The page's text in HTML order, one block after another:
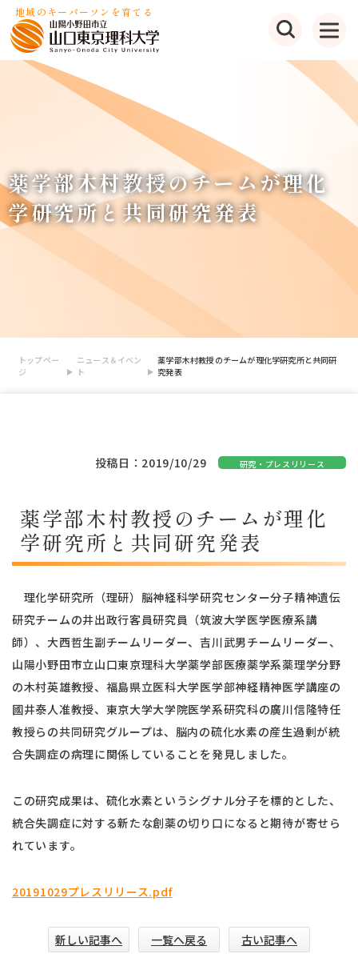
地域のキーパーソンを育てる
薬学部木村教授のチームが理化
学研究所と共同研究発表
トップペー
ジ
ニュース＆イベン
ト
薬学部木村教授のチームが理化学研究所と共同研
究発表
投稿日：2019/10/29 研究・プレスリリース
薬学部木村教授のチームが理化
学研究所と共同研究発表
理化学研究所（理研）脳神経科学研究センター分子精神遺伝
研究チームの井出政行客員研究員（筑波大学医学医療系講
師）、大西哲生副チームリーダー、吉川武男チームリーダー、
山陽小野田市立山口東京理科大学薬学部医療薬学系薬理学分野
の木村英雄教授、福島県立医科大学医学部神経精神医学講座の
國井泰人准教授、東京大学大学院医学系研究科の廣川信隆特任
教授らの共同研究グループは、脳内の硫化水素の産生過剰が統
合失調症の病理に関係していることを発見しました。
この研究成果は、硫化水素というシグナル分子を標的とした、
統合失調症に対する新たな創薬の切り口になると期待が寄せら
れています。
20191029プレスリリース.pdf
新しい記事へ 一覧へ戻る 古い記事へ